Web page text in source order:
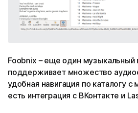
Foobnix – еще один музыкальный
поддерживает множество
удобная навигация по каталогу
есть интеграция с ВКонтакте и